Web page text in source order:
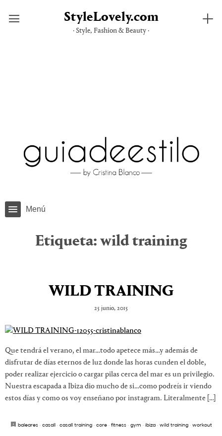
StyleLovely.com
· Style, Fashion & Beauty ·
Menú
Etiqueta: wild training
WILD TRAINING
25 junio, 2015
Que tendrá el verano, el mar…todo apetece más…y además de
disfrutar de días eternos de luz donde las horas cunden el doble,
poder realizar ejercicio o cargar pilas cerca del mar es un privilegio.
Nuestra escapada a Ibiza dio mucho de si…como podreís ir viendo
estos días y como os voy enseñano por instagram. Literalmente […]
baleares· casall· casall training· core· fitness· gym · ibiza· wild training· workout